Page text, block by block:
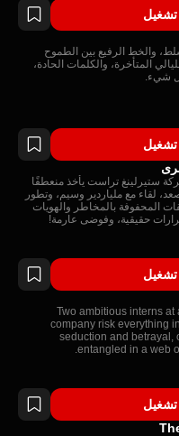
تشغيل
والخط الرفيع بين الطموح
المتأخرة، والكلمات الحادة،
شيء.
تشغيل
ستيرلينغ تراست يأخذ منعطفًا
لقاء مع ملياردير وسيم، وتطور
المحفوفة بالمخاطر والهويات
حقيقية، وفوضى عارمة!
تشغيل
Two ambitious interns
company risk everything
seduction and betrayal,
entangled in a web
تشغيل